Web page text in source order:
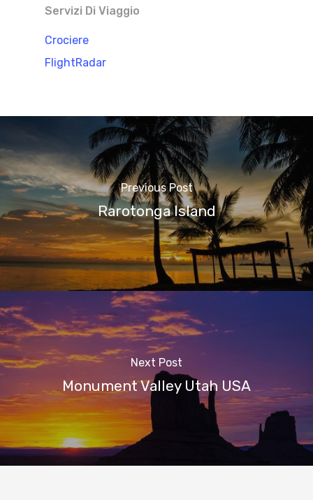
Servizi Di Viaggio
Crociere
FlightRadar
Previous Post
Rarotonga Island
Next Post
Monument Valley Utah USA